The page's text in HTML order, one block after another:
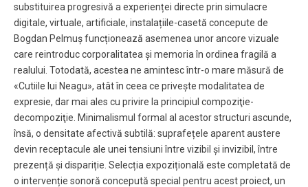
substituirea progresivă a experienței directe prin simulacre
digitale, virtuale, artificiale, instalațiile-casetă concepute de
Bogdan Pelmuș funcționează asemenea unor ancore vizuale
care reintroduc corporalitatea și memoria în ordinea fragilă a
realului. Totodată, acestea ne amintesc într-o mare măsură de
«Cutiile lui Neagu», atât în ceea ce privește modalitatea de
expresie, dar mai ales cu privire la principiul compoziţie-
decompoziţie. Minimalismul formal al acestor structuri ascunde,
însă, o densitate afectivă subtilă: suprafețele aparent austere
devin receptacule ale unei tensiuni între vizibil și invizibil, între
prezență și dispariție. Selecția expozițională este completată de
o intervenție sonoră concepută special pentru acest proiect, un